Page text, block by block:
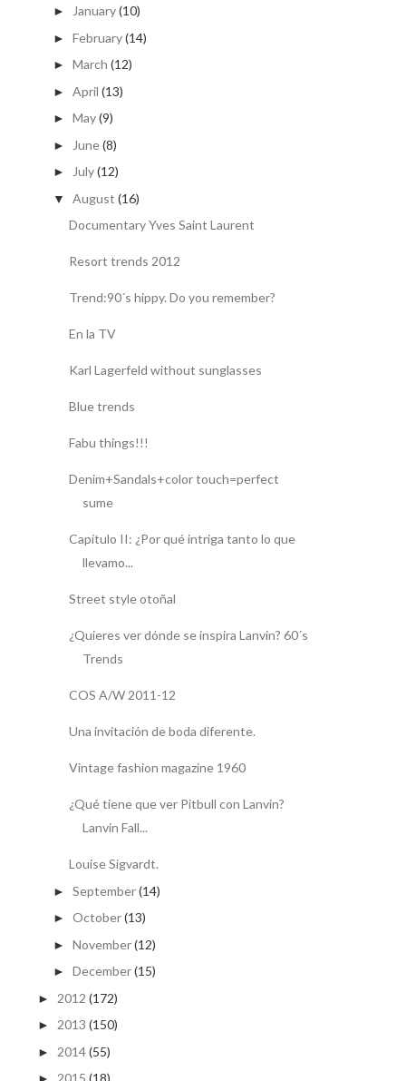
► January(10)
► February(14)
► March (12)
► April (13)
► May(9)
► June(8)
► July(12)
▼ August (16)
Documentary Yves Saint Laurent
Resort trends 2012
Trend:90´s hippy. Do you remember?
En la TV
Karl Lagerfeld without sunglasses
Blue trends
Fabu things!!!
Denim+Sandals+color touch=perfect
sume
Capítulo II: ¿Por qué intriga tanto lo que
llevamo...
Street style otoñal
¿Quieres ver dónde se inspira Lanvin? 60´s
Trends
COS A/W 2011-12
Una invitación de boda diferente.
Vintage fashion magazine 1960
¿Qué tiene que ver Pitbull con Lanvin?
Lanvin Fall...
Louise Sigvardt.
► September(14)
► October(13)
► November(12)
► December(15)
► 2012 (172)
► 2013 (150)
► 2014(55)
2015 (18)